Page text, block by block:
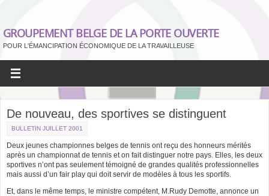
GROUPEMENT BELGE DE LA PORTE OUVERTE
POUR L'ÉMANCIPATION ÉCONOMIQUE DE LA TRAVAILLEUSE
De nouveau, des sportives se distinguent
BULLETIN JUILLET 2001
Deux jeunes championnes belges de tennis ont reçu des honneurs mérités
après un championnat de tennis et on fait distinguer notre pays. Elles, les deux
sportives n’ont pas seulement témoigné de grandes qualités professionnelles
mais aussi d’un fair play qui doit servir de modèles à tous les sportifs.
Et, dans le même temps, le ministre compétent, M.Rudy Demotte, annonce un